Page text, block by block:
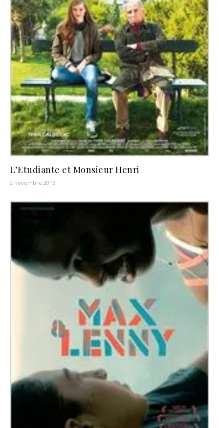
L’Etudiante et Monsieur Henri
2 novembre 2015